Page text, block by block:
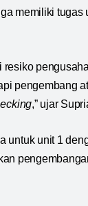
memiliki tugas
pengembang
,” ujar
unit 1